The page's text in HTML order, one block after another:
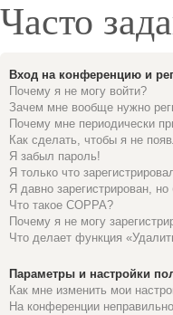
Часто
Вход на конференцию и
Почему я не могу войти?
Зачем мне вообще нужно
Почему мне периодически
Как сделать, чтобы я не
Я забыл пароль!
Я только что
Я давно зарегистрирован,
Что такое COPPA?
Почему я не могу
Что делает функция
Параметры и настройки
Как мне изменить мои
На конференции